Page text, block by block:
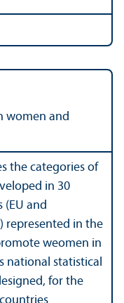
women and
the categories of
in 30
(EU and
represented in the
weomen in
national statistical
for the